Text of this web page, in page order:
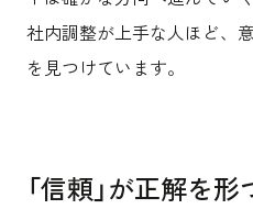
社内調整が上手な人ほど、
を見つけています。
「信頼」が正解を形